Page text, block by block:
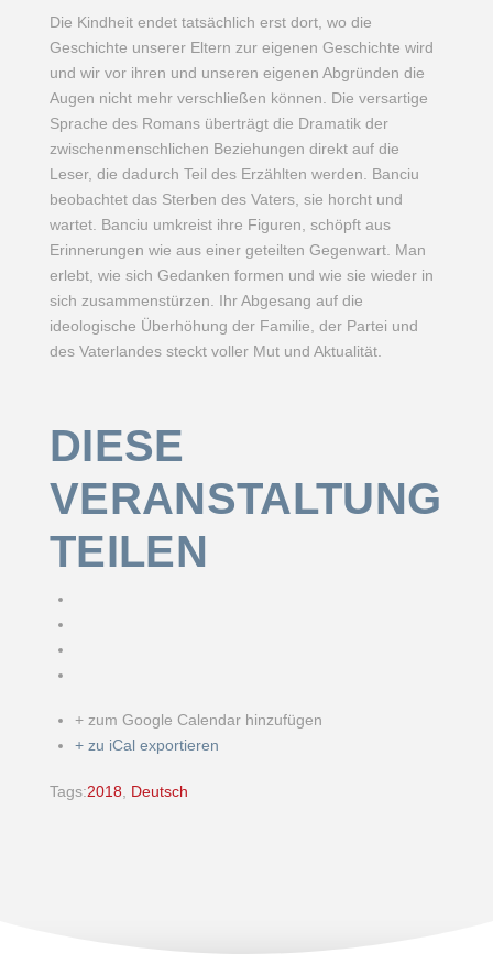
Die Kindheit endet tatsächlich erst dort, wo die
Geschichte unserer Eltern zur eigenen Geschichte wird
und wir vor ihren und unseren eigenen Abgründen die
Augen nicht mehr verschließen können. Die versartige
Sprache des Romans überträgt die Dramatik der
zwischenmenschlichen Beziehungen direkt auf die
Leser, die dadurch Teil des Erzählten werden. Banciu
beobachtet das Sterben des Vaters, sie horcht und
wartet. Banciu umkreist ihre Figuren, schöpft aus
Erinnerungen wie aus einer geteilten Gegenwart. Man
erlebt, wie sich Gedanken formen und wie sie wieder in
sich zusammenstürzen. Ihr Abgesang auf die
ideologische Überhöhung der Familie, der Partei und
des Vaterlandes steckt voller Mut und Aktualität.
DIESE
VERANSTALTUNG
TEILEN
+ zum Google Calendar hinzufügen
+ zu iCal exportieren
Tags:2018 Deutsch